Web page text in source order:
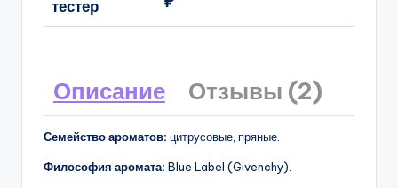
тестер
Описание Отзывы (2)
Семейство ароматов: цитрусовые, пряные.
Философия аромата: Blue Label (Givenchy).